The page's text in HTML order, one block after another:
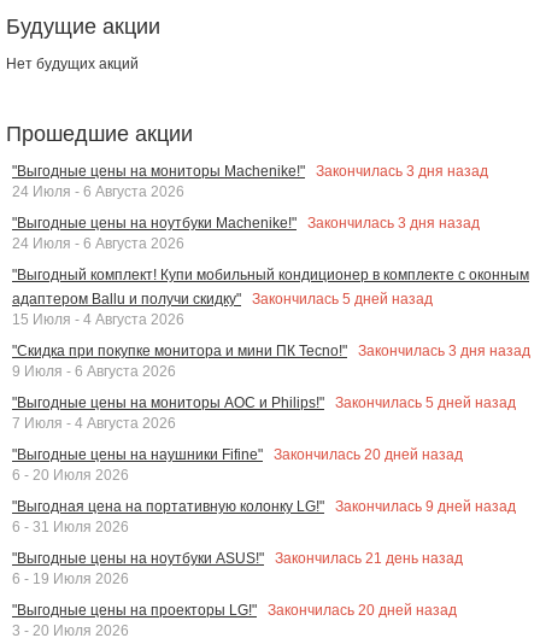
Будущие акции
Нет будущих акций
Прошедшие акции
"Выгодные цены на мониторы Machenike!" Закончилась 3 дня назад
24 Июля - 6 Августа 2026
"Выгодные цены на ноутбуки Machenike!"
Закончилась 3 дня назад
24 Июля - 6 Августа 2026
"Выгодный комплект! Купи мобильный кондиционер в комплекте с оконным
адаптером Ballu и получи скидку"
Закончилась 5 дней назад
15 Июля - 4 Августа 2026
"Скидка при покупке монитора и мини ПК Tecno!"
Закончилась 3 дня назад
9 Июля - 6 Августа 2026
"Выгодные цены на мониторы AOC и Philips!"
Закончилась 5 дней назад
7 Июля - 4 Августа 2026
"Выгодные цены на наушники Fifine"
Закончилась 20 дней назад
6 - 20 Июля 2026
"Выгодная цена на портативную колонку LG!"
Закончилась 9 дней назад
6 - 31 Июля 2026
"Выгодные цены на ноутбуки ASUS!"
Закончилась 21 день назад
6 - 19 Июля 2026
"Выгодные цены на проекторы LG!"
Закончилась 20 дней назад
3 - 20 Июля 2026